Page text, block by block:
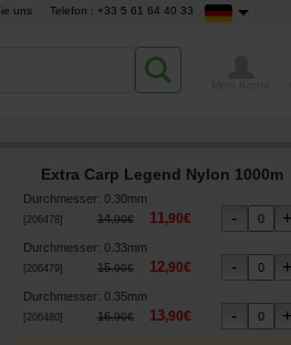
uns Telefon : +33 5 61 64 40 33
Extra Carp Legend Nylon 1000m
Durchmesser: 0.30mm
206478 ] 14,90€ 11 ,90€
Durchmesser: 0.33mm
206479] 15,90€ 12,90€
Durchmesser: 0.35mm
206480] 16,90€ 13,90€